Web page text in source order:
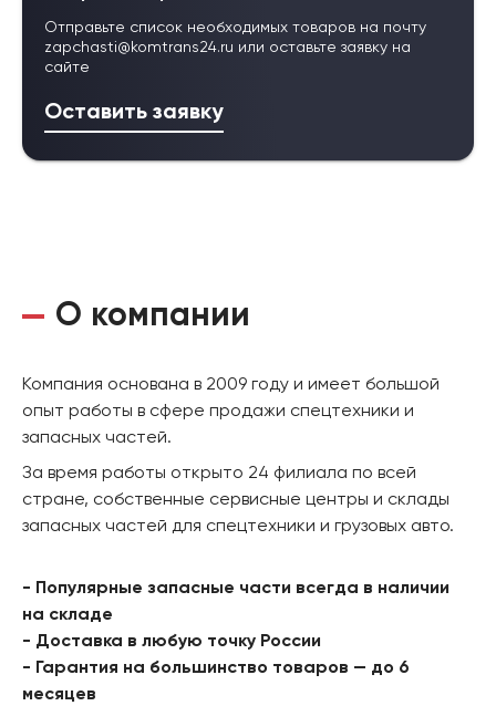
Отправьте список необходимых товаров на почту
zapchasti@komtrans24.ru или оставьте заявку на
сайте
Оставить заявку
О компании
Компания основана в 2009 году и имеет большой
опыт работы в сфере продажи спецтехники и
запасных частей.
За время работы открыто 24 филиала по всей
стране, собственные сервисные центры и склады
запасных частей для спецтехники и грузовых авто.
- Популярные запасные части всегда в наличии
на складе
- Доставка в любую точку России
- Гарантия на большинство товаров — до 6
месяцев